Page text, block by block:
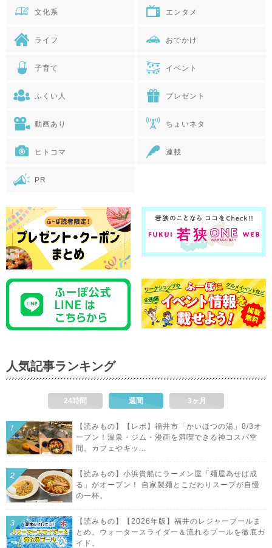
文化系 エンタメ
ライフ おでかけ
子育て イベント
ふくい人 プレゼント
動画あり ちょいネタ
ヒトコマ 連載
PR
人気記事ランキング
24時間 週間 3ヶ月
【読みもの】【レポ】福井市「かいほつの湯」8/3オ
ープン！温泉・ジム・漫画を満喫できる神コスパ空
間。カフェやキッ...
【読みもの】小浜貴船にラーメン屋「麺屋為せば成
る」がオープン！ 自家製麺とこだわりスープが自慢
の一杯。
【読みもの】【2026年版】福井のレジャープールま
とめ。ウォータースライダー＆流れるプールを徹底ガ
イド。